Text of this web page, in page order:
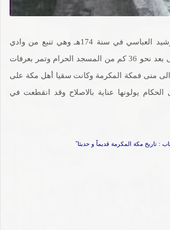
أجرتها زبيدة زوج هارون الرشيد العباسي في سنة 174هـ وهي تنبع من وادي
نعمان بحنين ( الشرائع ) على بعد نحو 36 كم من المسجد الحرام وتمر بعرفات
منى فمكة المكرمة وكانت سقيا أهل مكة على
يولونها عناية بالاصلاح وقد انقطعت في
: تاريخ مكة المكرمة قديماً و حديثا